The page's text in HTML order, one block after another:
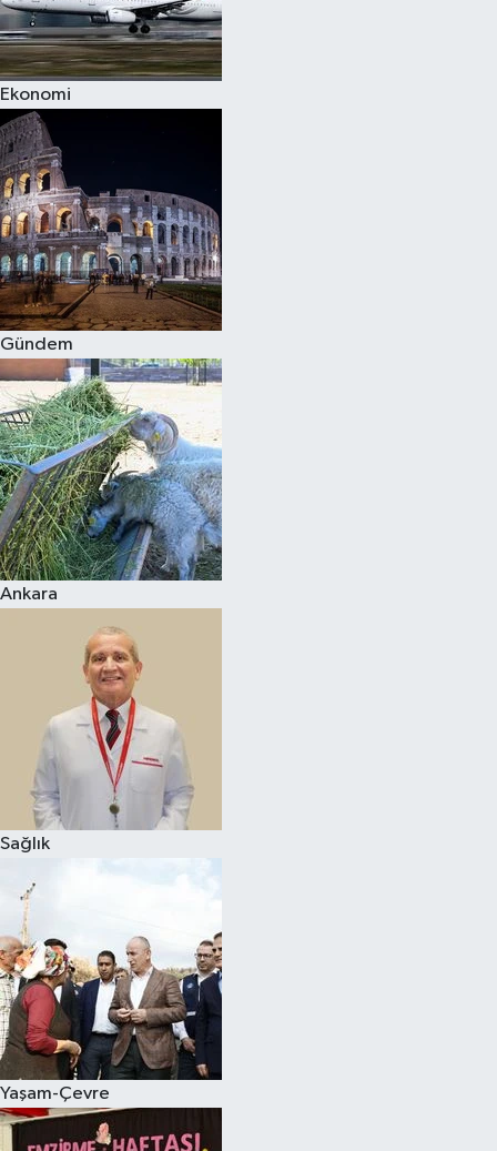
Ekonomi
Gündem
Ankara
Sağlık
Yaşam-Çevre
Spor
Burç Yorumları
Çocuk
Eğitim
Hava Durumu
Kadın
Kim kimdir?
Kültür Sanat
Sağlık
Siyaset
Teknoloji
Televizyon
Yaşam-Çevre